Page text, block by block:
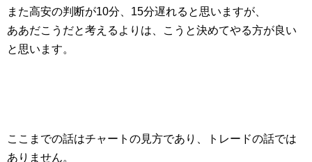
また高安の判断が10分、15分遅れると思いますが、
ああだこうだと考えるよりは、こうと決めてやる方が良い
と思います。
ここまでの話はチャートの見方であり、トレードの話では
ありません。